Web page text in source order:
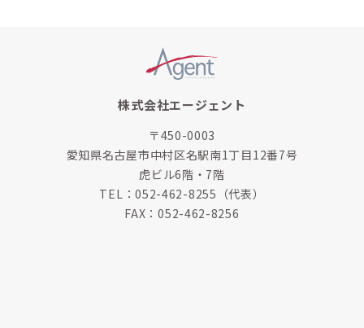
株式会社エージェント
〒450-0003
愛知県名古屋市中村区名駅南1丁目12番7号
虎ビル6階・7階
TEL：052-462-8255 （代表）
FAX：052-462-8256